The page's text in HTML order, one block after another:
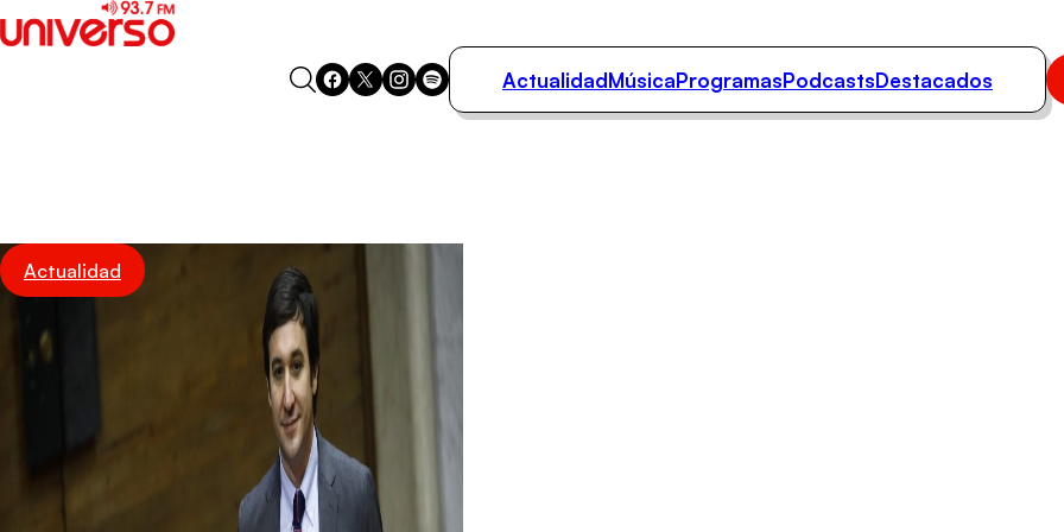
Podcasts
Destacados
ActualidadMúsicaProgramasPodcastsDestacados
Actualidad